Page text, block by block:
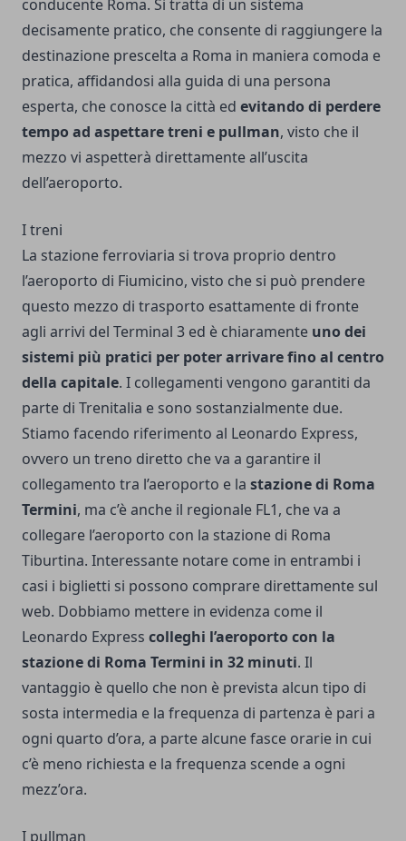
conducente Roma. Si tratta di un sistema
decisamente pratico, che consente di raggiungere la
destinazione prescelta a Roma in maniera comoda e
pratica, affidandosi alla guida di una persona
esperta, che conosce la città ed evitando di perdere
tempo ad aspettare treni e pullman, visto che il
mezzo vi aspetterà direttamente all’uscita
dell’aeroporto.
I treni
La stazione ferroviaria si trova proprio dentro
l’aeroporto di Fiumicino, visto che si può prendere
questo mezzo di trasporto esattamente di fronte
agli arrivi del Terminal 3 ed è chiaramente uno dei
sistemi più pratici per poter arrivare fino al centro
della capitale. I collegamenti vengono garantiti da
parte di Trenitalia e sono sostanzialmente due.
Stiamo facendo riferimento al Leonardo Express,
ovvero un treno diretto che va a garantire il
collegamento tra l’aeroporto e la stazione di Roma
Termini, ma c’è anche il regionale FL1, che va a
collegare l’aeroporto con la stazione di Roma
Tiburtina. Interessante notare come in entrambi i
casi i biglietti si possono comprare direttamente sul
web. Dobbiamo mettere in evidenza come il
Leonardo Express colleghi l’aeroporto con la
stazione di Roma Termini in 32 minuti. Il
vantaggio è quello che non è prevista alcun tipo di
sosta intermedia e la frequenza di partenza è pari a
ogni quarto d’ora, a parte alcune fasce orarie in cui
c’è meno richiesta e la frequenza scende a ogni
mezz’ora.
I pullman